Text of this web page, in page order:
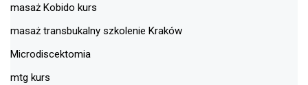
masaż Kobido kurs
masaż transbukalny szkolenie Kraków
Microdiscektomia
mtg kurs